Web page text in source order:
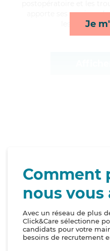
Je
apporte ses services
lessive/
Comment
nous vous
Avec un réseau de plus
Click&Care sélectionne
candidats pour votre
besoins de recrutement